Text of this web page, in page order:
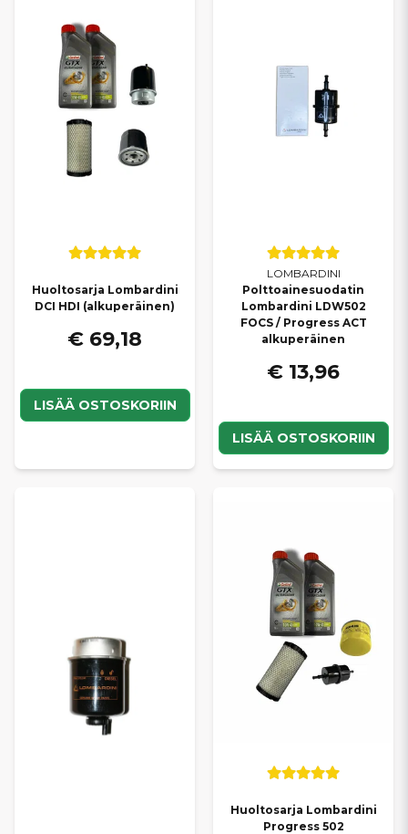
Huoltosarja Lombardini
DCI HDI (alkuperäinen)
€ 69,18
LISÄÄ OSTOSKORIIN
LOMBARDINI
Polttoainesuodatin
Lombardini LDW502
FOCS / Progress ACT
alkuperäinen
€ 13,96
LISÄÄ OSTOSKORIIN
Huoltosarja Lombardini
Progress 502